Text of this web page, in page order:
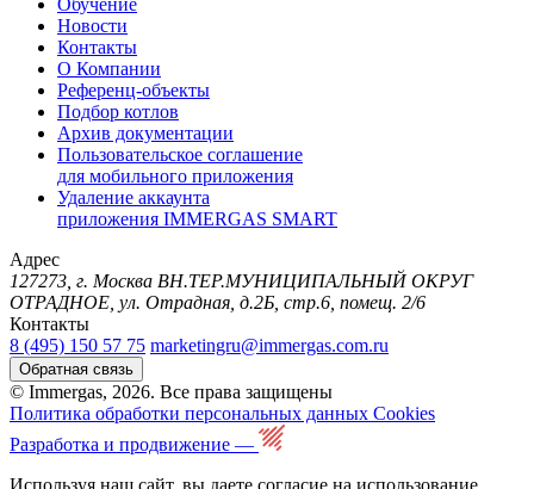
Обучение
Новости
Контакты
О Компании
Референц-объекты
Подбор котлов
Архив документации
Пользовательское соглашение
для мобильного приложения
Удаление аккаунта
приложения IMMERGAS SMART
Адрес
127273, г. Москва ВН.ТЕР.МУНИЦИПАЛЬНЫЙ ОКРУГ
ОТРАДНОЕ, ул. Отрадная, д.2Б, стр.6, помещ. 2/6
Контакты
8 (495) 150 57 75 marketingru@immergas.com.ru
Обратная связь
© Immergas, 2026. Все права защищены
Политика обработки персональных данных Cookies
Разработка и продвижение —